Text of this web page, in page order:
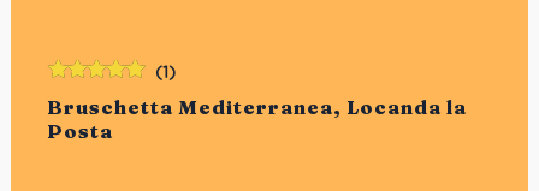
Bruschetta Mediterranea, Locanda la
Posta
(1)
Bewertet
mit5.00von
5